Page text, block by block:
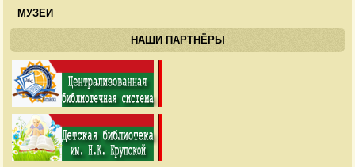
МУЗЕИ
НАШИ ПАРТНЁРЫ